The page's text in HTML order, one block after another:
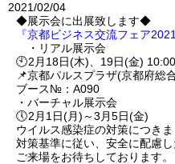
2021/02/04
◆展示会に出展致します◆
『京都ビジネス交流フェア2021
・リアル展示会
🕙2月18日(木)、19日(金)
📌京都パルスプラザ(京都府総
ブース№：A090
・バーチャル展示会
🕔2月1日(月)～3月5日(金)
ウイルス感染症の対策につき
対策基準に従い、安全に配慮
ご来場をお待ちしております。